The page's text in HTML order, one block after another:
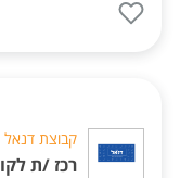
קבוצת דנאל
רכז /ת